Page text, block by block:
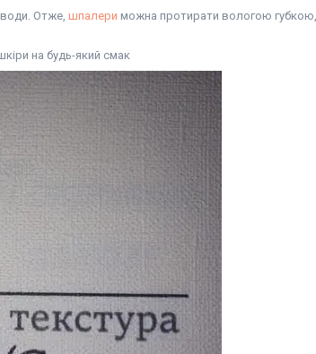
Отже, шпалери можна протирати вологою
на будь-який смак